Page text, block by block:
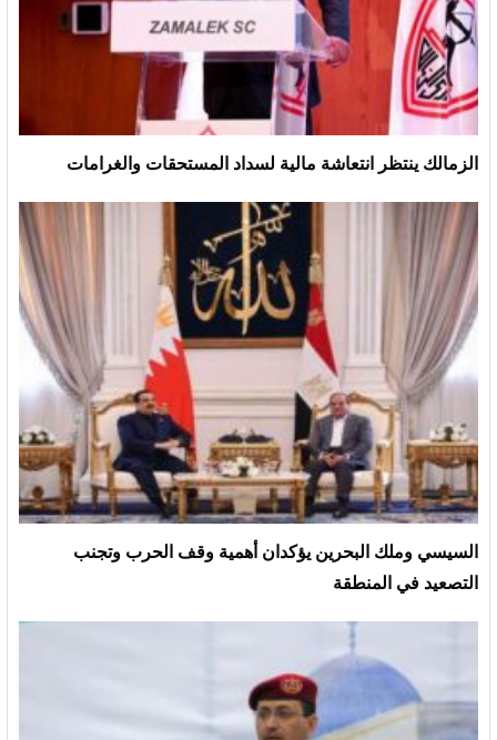
الزمالك ينتظر انتعاشة مالية لسداد المستحقات والغرامات
السيسي وملك البحرين يؤكدان أهمية وقف الحرب وتجنب
التصعيد في المنطقة